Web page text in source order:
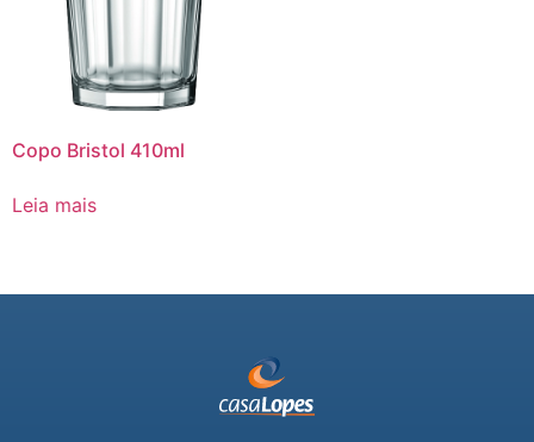
Copo Bristol 410ml
Leia mais